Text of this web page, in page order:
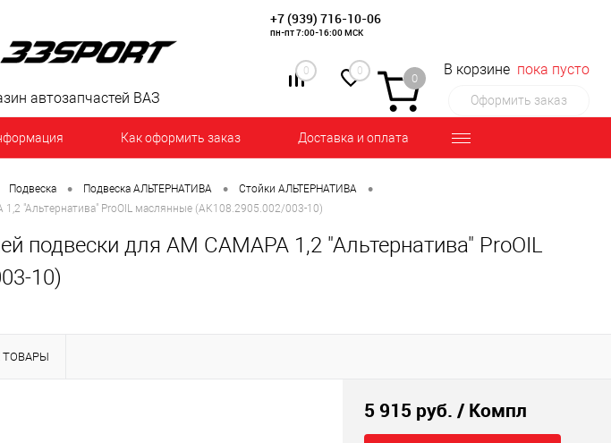
+7 (939) 716-10-06
пн-пт 7:00-16:00 МСК
0 0
0
В корзине пока пусто
Оформить заказ
автозапчастей ВАЗ
Как оформить заказ Доставка и оплата
Подвеска • Подвеска АЛЬТЕРНАТИВА • Стойки АЛЬТЕРНАТИВА •
"Альтернатива" ProOIL маслянные (АК108.2905.002/003-10)
подвески для AM САМАРА 1,2 "Альтернатива" ProOIL
10)
5 915 руб. / Компл